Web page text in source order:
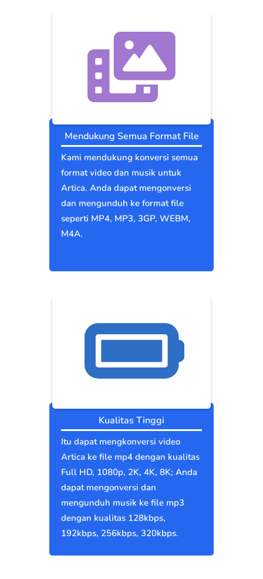
Mendukung Semua Format File
Kami mendukung konversi semua
format video dan musik untuk
Artica. Anda dapat mengonversi
dan mengunduh ke format file
seperti MP4, MP3, 3GP, WEBM,
M4A.
Kualitas Tinggi
Itu dapat mengkonversi video
Artica ke file mp4 dengan kualitas
Full HD, 1080p, 2K, 4K, 8K; Anda
dapat mengonversi dan
mengunduh musik ke file mp3
dengan kualitas 128kbps,
192kbps, 256kbps, 320kbps.